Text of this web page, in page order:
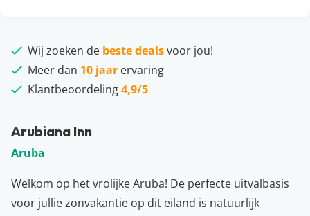
Arubiana Inn
Aruba
Welkom op het vrolijke Aruba! De perfecte uitvalbasis
voor jullie zonvakantie op dit eiland is natuurlijk
Wij zoeken de beste dealsvoor jou!
Meer dan 10 jaar ervaring
Klantbeoordeling4,9/5